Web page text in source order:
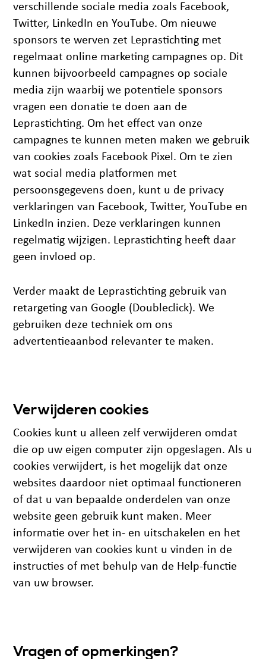
verschillende sociale media zoals Facebook,
Twitter, LinkedIn en YouTube. Om nieuwe
sponsors te werven zet Leprastichting met
regelmaat online marketing campagnes op. Dit
kunnen bijvoorbeeld campagnes op sociale
media zijn waarbij we potentiele sponsors
vragen een donatie te doen aan de
Leprastichting. Om het effect van onze
campagnes te kunnen meten maken we gebruik
van cookies zoals Facebook Pixel. Om te zien
wat social media platformen met
persoonsgegevens doen, kunt u de privacy
verklaringen van Facebook, Twitter, YouTube en
LinkedIn inzien. Deze verklaringen kunnen
regelmatig wijzigen. Leprastichting heeft daar
geen invloed op.
Verder maakt de Leprastichting gebruik van
retargeting van Google (Doubleclick). We
gebruiken deze techniek om ons
advertentieaanbod relevanter te maken.
Verwijderen cookies
Cookies kunt u alleen zelf verwijderen omdat
die op uw eigen computer zijn opgeslagen. Als u
cookies verwijdert, is het mogelijk dat onze
websites daardoor niet optimaal functioneren
of dat u van bepaalde onderdelen van onze
website geen gebruik kunt maken. Meer
informatie over het in- en uitschakelen en het
verwijderen van cookies kunt u vinden in de
instructies of met behulp van de Help-functie
van uw browser.
Vragen of opmerkingen?